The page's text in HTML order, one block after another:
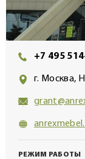
+7 495
г. Москва,
РЕЖИМ РАБОТЫ